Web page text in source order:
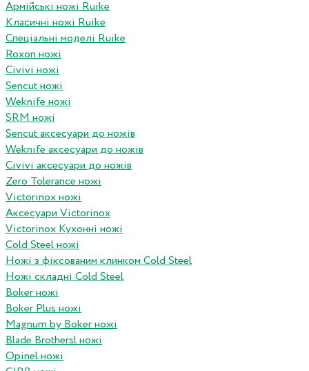
Армійські ножі Ruike
Класичні ножі Ruike
Спеціальні моделі Ruike
Roxon ножi
Civivi ножі
Sencut ножі
Weknife ножі
SRM ножі
Sencut аксесуари до ножів
Weknife аксесуари до ножів
Civivi аксесуари до ножів
Zero Tolerance ножі
Victorinox ножі
Аксесуари Victorinox
Victorinox Кухонні ножі
Cold Steel ножі
Ножі з фіксованим клинком Cold Steel
Ножі складні Cold Steel
Boker ножі
Boker Plus ножі
Magnum by Boker ножі
Blade Brothersl ножі
Opinel ножі